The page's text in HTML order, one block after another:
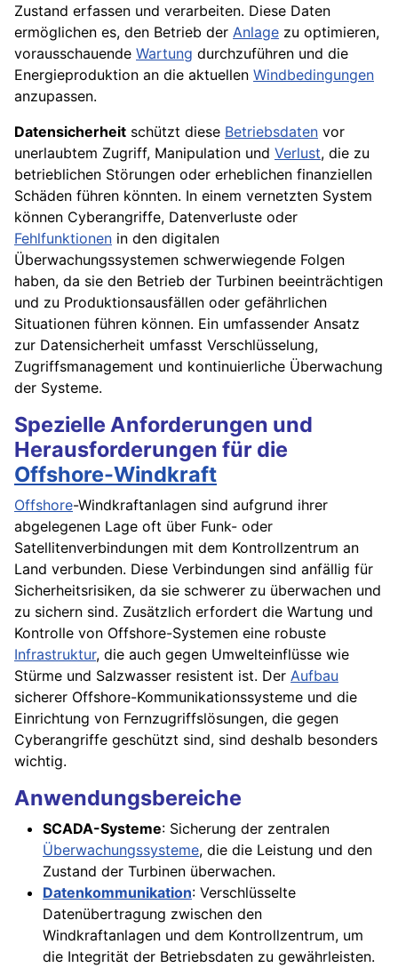
Zustand erfassen und verarbeiten. Diese Daten
ermöglichen es, den Betrieb der Anlage zu optimieren,
vorausschauende Wartung durchzuführen und die
Energieproduktion an die aktuellen Windbedingungen
anzupassen.
Datensicherheit schützt diese Betriebsdaten vor
unerlaubtem Zugriff, Manipulation und Verlust, die zu
betrieblichen Störungen oder erheblichen finanziellen
Schäden führen könnten. In einem vernetzten System
können Cyberangriffe, Datenverluste oder
Fehlfunktionen in den digitalen
Überwachungssystemen schwerwiegende Folgen
haben, da sie den Betrieb der Turbinen beeinträchtigen
und zu Produktionsausfällen oder gefährlichen
Situationen führen können. Ein umfassender Ansatz
zur Datensicherheit umfasst Verschlüsselung,
Zugriffsmanagement und kontinuierliche Überwachung
der Systeme.
Spezielle Anforderungen und
Herausforderungen für die
Offshore-Windkraft
Offshore-Windkraftanlagen sind aufgrund ihrer
abgelegenen Lage oft über Funk- oder
Satellitenverbindungen mit dem Kontrollzentrum an
Land verbunden. Diese Verbindungen sind anfällig für
Sicherheitsrisiken, da sie schwerer zu überwachen und
zu sichern sind. Zusätzlich erfordert die Wartung und
Kontrolle von Offshore-Systemen eine robuste
Infrastruktur, die auch gegen Umwelteinflüsse wie
Stürme und Salzwasser resistent ist. Der Aufbau
sicherer Offshore-Kommunikationssysteme und die
Einrichtung von Fernzugriffslösungen, die gegen
Cyberangriffe geschützt sind, sind deshalb besonders
wichtig.
Anwendungsbereiche
SCADA-Systeme: Sicherung der zentralen
Überwachungssysteme, die die Leistung und den
Zustand der Turbinen überwachen.
Datenkommunikation: Verschlüsselte
Datenübertragung zwischen den
Windkraftanlagen und dem Kontrollzentrum, um
die Integrität der Betriebsdaten zu gewährleisten.